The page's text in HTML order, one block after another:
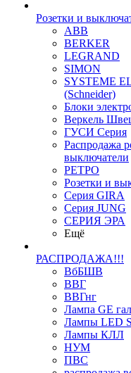
Розетки и
ABB
BERKER
LEGRAND
SIMON
SYSTEME
(Schneider)
Блоки
Веркель
ГУСИ Серия
Распродажа
выключатели
РЕТРО
Розетки и
Серия GIRA
Серия JUNG
СЕРИЯ ЭРА
Ещё
РАСПРОДАЖА!!!
ВбБШВ
ВВГ
ВВГнг
Лампа GE
Лампы LED
Лампы КЛЛ
НУМ
ПВС